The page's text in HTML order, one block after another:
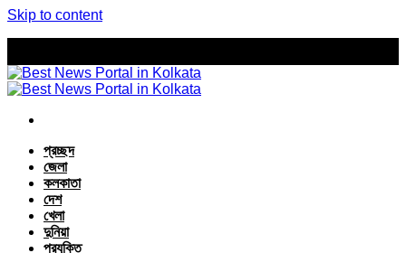
Skip to content
প্রচ্ছদ
জেলা
কলকাতা
দেশ
খেলা
দুনিয়া
প্রযুক্তি